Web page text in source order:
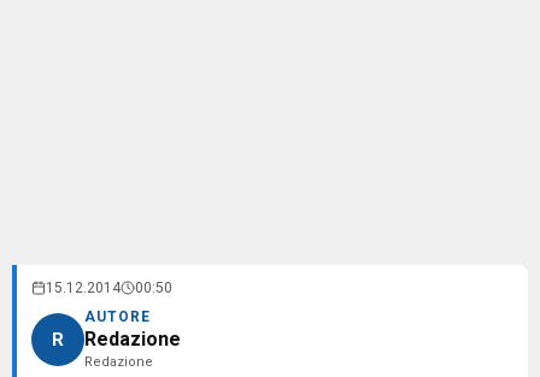
15.12.2014 00:50
R
AUTORE
Redazione
Redazione